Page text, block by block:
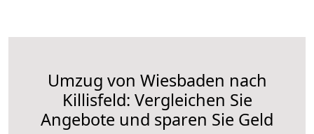
Umzug von Wiesbaden nach
Killisfeld: Vergleichen Sie
Angebote und sparen Sie Geld